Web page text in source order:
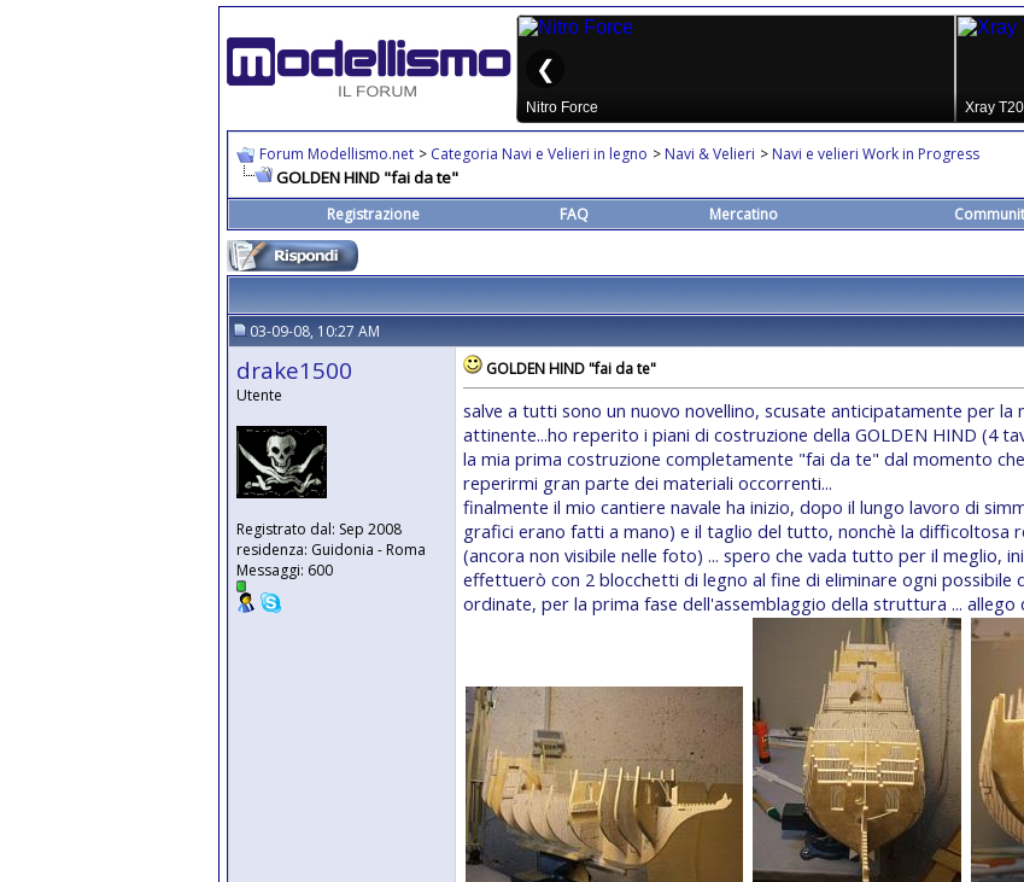
Forum Modellismo.net > Categoria Navi e Velieri in legno > Navi & Velieri > Navi e velieri Work in Progress
GOLDEN HIND "fai da te"
Registrazione
FAQ Mercatino
03-09-08, 10:27 AM
drake1500
Utente
Registrato dal: Sep 2008
residenza: Guidonia - Roma
Messaggi: 600
GOLDEN HIND "fai da te"
salve a tutti sono un nuovo novellino, scusate anticipatamente per la
attinente...ho reperito i piani di costruzione della GOLDEN HIND (4
la mia prima costruzione completamente "fai da te" dal momento
reperirmi gran parte dei materiali occorrenti...
finalmente il mio cantiere navale ha inizio, dopo il lungo lavoro di
grafici erano fatti a mano) e il taglio del tutto, nonchè la difficoltosa
(ancora non visibile nelle foto) ... spero che vada tutto per il meglio,
effettuerò con 2 blocchetti di legno al fine di eliminare ogni
ordinate, per la prima fase dell'assemblaggio della struttura ... allego